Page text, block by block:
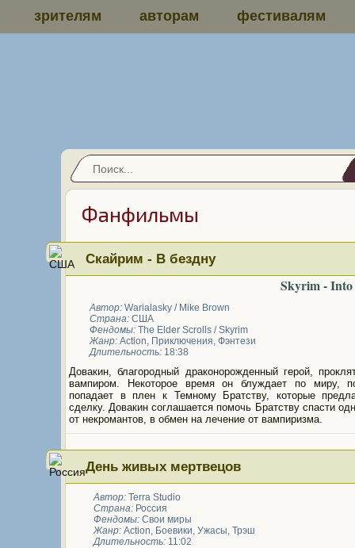
зрителям авторам фестивалям
Фанфильмы
Скайрим - В бездну
Skyrim - Into
Автор: Warialasky / Mike Brown
Страна: США
Фендомы: The Elder Scrolls / Skyrim
Жанр: Action, Приключения, Фэнтези
Длительность: 18:38
Довакин, благородный драконорожденный герой,
вампиром. Некоторое время он блуждает по миру,
попадает в плен к Темному Братству, которые
сделку. Довакин соглашается помочь Братству спасти
от некромантов, в обмен на лечение от вампиризма.
День живых мертвецов
Автор: Terra Studio
Страна: Россия
Фендомы: Свои миры
Жанр: Action, Боевики, Ужасы, Трэш
Длительность: 11:02